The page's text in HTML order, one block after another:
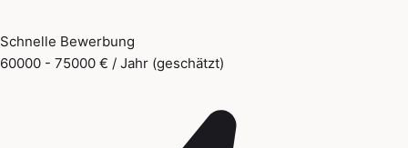
Schnelle Bewerbung
60000 - 75000 € / Jahr (geschätzt)